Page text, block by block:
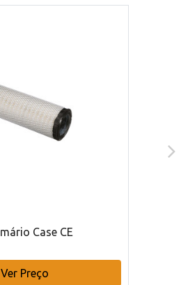
Case CE
Ver Preço